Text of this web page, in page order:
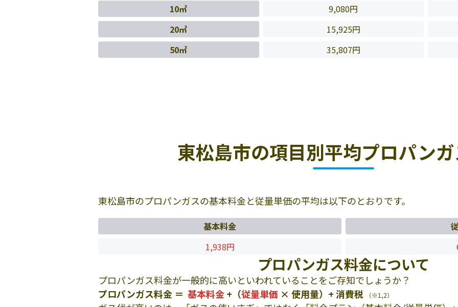
10㎥
9,080円
20㎥
15,925円
50㎥
35,807円
東松島市の項目別平均プロパン
東松島市のプロパンガスの基本料金と従量単価の平均は以下のとおりです。
基本料金
1,938円
プロパンガス料金について
プロパンガス料金が一般的に高いといわれていることをご存知でしょうか？
プロパンガス料金 ＝ 基本料金+（従量単価 × 使用量）+ 消費税 （※1,2）